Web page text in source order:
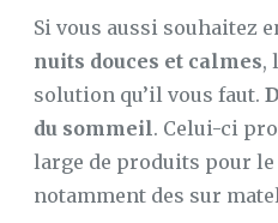
LE
MAG’
DU
SOMMEIL
CONFORT
AU
Si vous aussi souhaitez
nuits douces et calmes,
solution qu’il vous faut.
du sommeil. Celui-ci
large de produits pour
notamment des sur